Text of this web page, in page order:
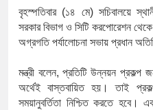
বৃহস্পতিবার (১৪ মে) সচিবালয়ে
সরকার বিভাগ ও সিটি করপোরেশন থেকে
অগ্রগতি পর্যালোচনা সভায় প্রধান
মন্ত্রী বলেন,প্রতিটি উন্নয়ন প্রকল্প
অর্থেই বাস্তবায়িত হয়। তাই
সময়ানুবর্তিতা নিশ্চিত করতে হবে।